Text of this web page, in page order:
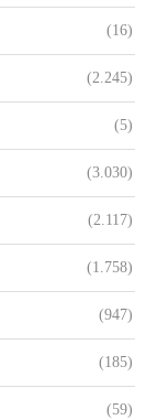
(16)
(2.245)
(5)
(3.030)
(2.117)
(1.758)
(947)
(185)
(59)